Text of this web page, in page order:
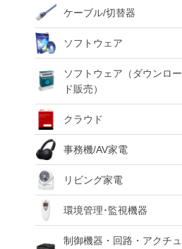
ケーブル/切替器
ソフトウェア
ソフトウェア（ダウンロー
ド販売）
クラウド
事務機/AV家電
リビング家電
環境管理･監視機器
制御機器・回路・アクチュ